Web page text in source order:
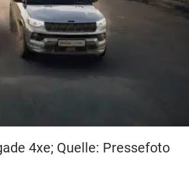
4xe; Quelle: Pressefoto